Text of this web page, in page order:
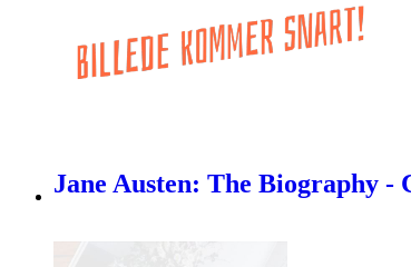
Jane Austen: The Biography -